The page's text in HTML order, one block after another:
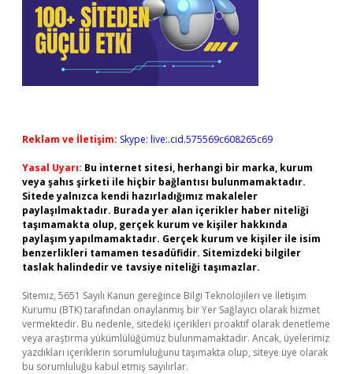
Reklam ve İletişim: Skype: live:.cid.575569c608265c69
Yasal Uyarı: Bu internet sitesi, herhangi bir marka, kurum
veya şahıs şirketi ile hiçbir bağlantısı bulunmamaktadır.
Sitede yalnızca kendi hazırladığımız makaleler
paylaşılmaktadır. Burada yer alan içerikler haber niteliği
taşımamakta olup, gerçek kurum ve kişiler hakkında
paylaşım yapılmamaktadır. Gerçek kurum ve kişiler ile isim
benzerlikleri tamamen tesadüfidir. Sitemizdeki bilgiler
taslak halindedir ve tavsiye niteliği taşımazlar.
Sitemiz, 5651 Sayılı Kanun gereğince Bilgi Teknolojileri ve İletişim
Kurumu (BTK) tarafından onaylanmış bir Yer Sağlayıcı olarak hizmet
vermektedir. Bu nedenle, sitedeki içerikleri proaktif olarak denetleme
veya araştırma yükümlülüğümüz bulunmamaktadır. Ancak, üyelerimiz
yazdıkları içeriklerin sorumluluğunu taşımakta olup, siteye üye olarak
bu sorumluluğu kabul etmiş sayılırlar.